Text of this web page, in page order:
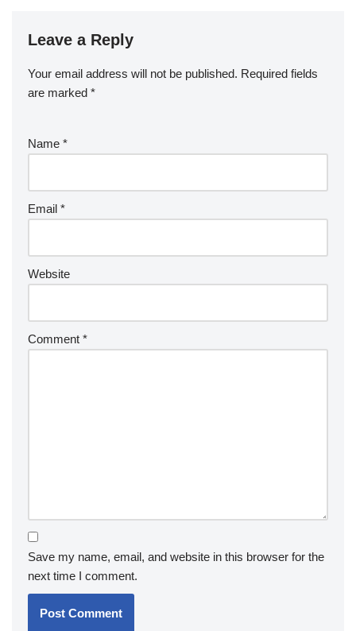
Leave a Reply
Your email address will not be published. Required fields
are marked *
Name *
Email *
Website
Comment *
Save my name, email, and website in this browser for the
next time I comment.